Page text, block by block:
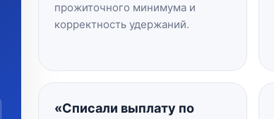
прожиточного минимума и
корректность удержаний.
«Списали выплату по